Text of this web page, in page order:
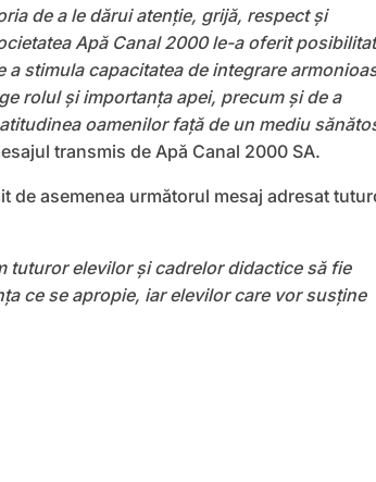
de a le dărui atenție, grijă, respect și
Apă Canal 2000 le-a oferit
a stimula capacitatea de integrare
rolul şi importanţa apei, precum şi de a
oamenilor faţă de un mediu
transmis de Apă Canal 2000 SA.
de asemenea următorul mesaj adresat
tuturor elevilor și cadrelor didactice să fie
ce se apropie, iar elevilor care vor susține